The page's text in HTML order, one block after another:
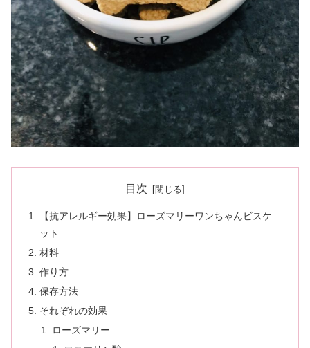
目次
【抗アレルギー効果】ローズマリーワンちゃんビスケ
ット
材料
作り方
保存方法
それぞれの効果
ローズマリー